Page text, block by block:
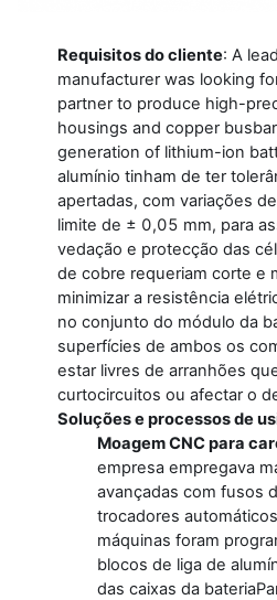
Requisitos do cliente: A
manufacturer was looking
partner to produce high-
housings and copper
generation of lithium-ion
alumínio tinham de ter
apertadas, com variações
limite de ± 0,05 mm, para
vedação e protecção das
de cobre requeriam corte e
minimizar a resistência
no conjunto do módulo da
superfícies de ambos os
estar livres de arranhões
curtocircuitos ou afectar o
Soluções e processos de
Moagem CNC para
empresa empregava
avançadas com fusos
trocadores
máquinas foram
blocos de liga de
das caixas da